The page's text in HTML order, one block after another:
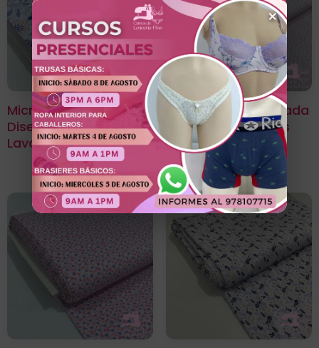
Microfibra Estampada
Diseño Brillo Floral Azul
Lavanda
Microfibra Estampada
Diseño Dcorazones
Rosado
×